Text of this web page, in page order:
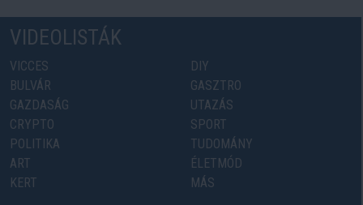
VIDEOLISTÁK
VICCES
BULVÁR
GAZDASÁG
CRYPTO
POLITIKA
ART
KERT
DIY
GASZTRO
UTAZÁS
SPORT
TUDOMÁNY
ÉLETMÓD
MÁS